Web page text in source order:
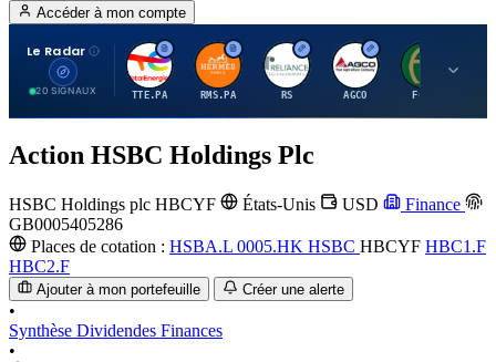
Accéder à mon compte
Le Radar
20 SIGNAUX
T
TTE.PA
H
RMS.PA
R
RS
A
AGCO FCFS
Action HSBC Holdings Plc
HSBC Holdings plc HBCYF États-Unis USD
Finance
GB0005405286
Places de cotation : HSBA.L 0005.HK HSBC HBCYF HBC1.F
HBC2.F
Ajouter à mon portefeuille Créer une alerte
•
Synthèse Dividendes Finances
•